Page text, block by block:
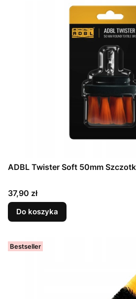
ADBL Twister Soft 50mm
Cena
37,90 zł
Do koszyka
Bestseller